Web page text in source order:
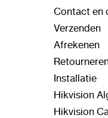
Contact en
Verzenden
Afrekenen
Installatie
Hikvision
Hikvision